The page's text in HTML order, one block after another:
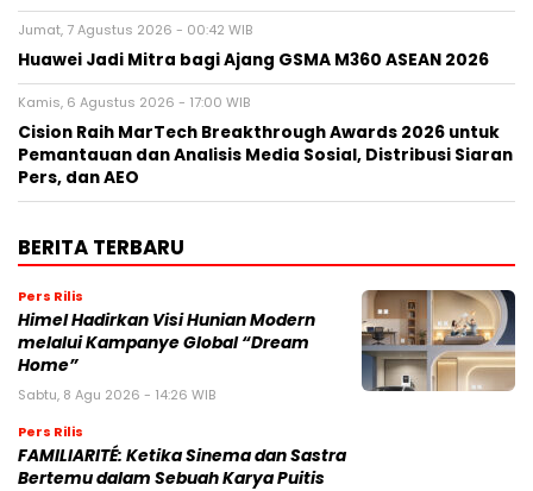
Jumat, 7 Agustus 2026 - 00:42 WIB
Huawei Jadi Mitra bagi Ajang GSMA M360 ASEAN 2026
Kamis, 6 Agustus 2026 - 17:00 WIB
Cision Raih MarTech Breakthrough Awards 2026 untuk
Pemantauan dan Analisis Media Sosial, Distribusi Siaran
Pers, dan AEO
BERITA TERBARU
Pers Rilis
Himel Hadirkan Visi Hunian Modern
melalui Kampanye Global “Dream
Home”
Sabtu, 8 Agu 2026 - 14:26 WIB
Pers Rilis
FAMILIARITÉ: Ketika Sinema dan Sastra
Bertemu dalam Sebuah Karya Puitis